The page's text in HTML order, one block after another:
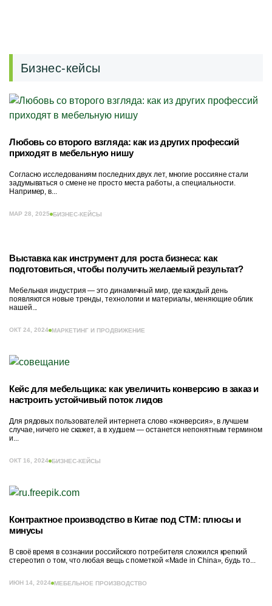
Бизнес-кейсы
Любовь со второго взгляда: как из других профессий
приходят в мебельную нишу
Согласно исследованиям последних двух лет, многие россияне стали
задумываться о смене не просто места работы, а специальности.
Например, в...
МАР 28, 2025 БИЗНЕС-КЕЙСЫ
Выставка как инструмент для роста бизнеса: как
подготовиться, чтобы получить желаемый результат?
Мебельная индустрия — это динамичный мир, где каждый день
появляются новые тренды, технологии и материалы, меняющие облик
нашей...
ОКТ 24, 2024 МАРКЕТИНГ И ПРОДВИЖЕНИЕ
Кейс для мебельщика: как увеличить конверсию в заказ и
настроить устойчивый поток лидов
Для рядовых пользователей интернета слово «конверсия», в лучшем
случае, ничего не скажет, а в худшем — останется непонятным термином
и...
ОКТ 16, 2024 БИЗНЕС-КЕЙСЫ
Контрактное производство в Китае под СТМ: плюсы и
минусы
В своё время в сознании российского потребителя сложился крепкий
стереотип о том, что любая вещь с пометкой «Made in China», будь то...
ИЮН 14, 2024 МЕБЕЛЬНОЕ ПРОИЗВОДСТВО